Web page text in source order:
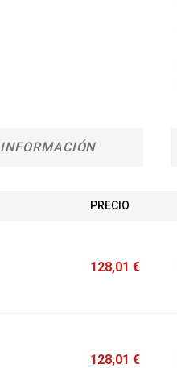
INFORMACIÓN
PRECIO
128,01 €
128,01 €